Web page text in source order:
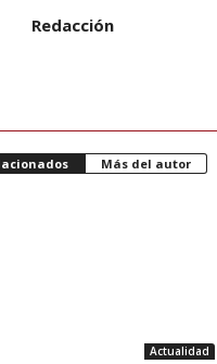
Redacción
Más del autor
Actualidad